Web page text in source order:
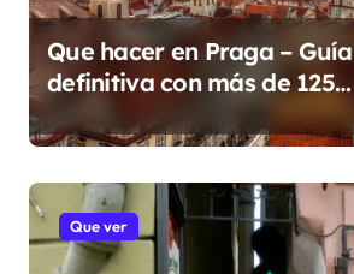
Que hacer en Praga – Guía
definitiva con más de 125
lugares y eventos para 2026
Que ver